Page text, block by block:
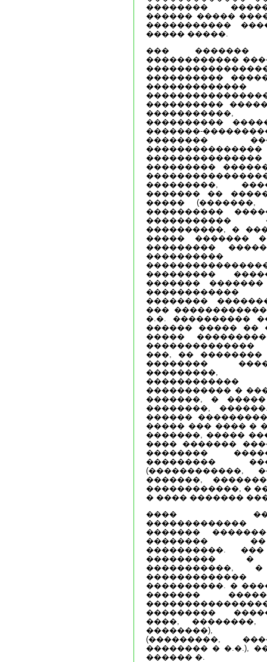
��������
������ �����
�����������
����� �����.
��� �������
������������
����������
����������
����������
�������-
��������
���������
���������,
������� ��
�����
����������
�����������
����������, �
����� �������
���������
���������
�������
��������
���
�.�. ����������
������ ����� ��
�����
��������������
���, �� ��������
��������
���������,
����������� �
�������, �
��������,
������
����� ��� ���� �
�������, �����
���� �������
��������
���������
(������������,
�������,
������������, �
� ���� �������
����
�������
�������� ��
����������.
��������� �
�����������,
�������������
����������. �
�������
���������
����, ��������,
��������),
(���������,
�������� � �.�.),
������ �.